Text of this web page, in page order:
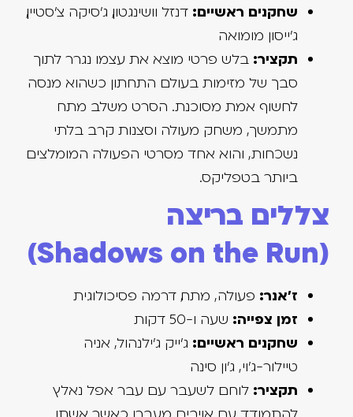
שחקנים ראשיים:דנזל וושינגטון, ג'סיקה צ'סטיין,
ג'ייסון מומואה
תקציר:בלש פרטי מוצא את עצמו נגרר לתוך
סבך של מזימות בעולם התחתון כשהוא מנסה
לחשוף אמת מסוכנת. הסרט משלב מתח
מתמשך, משחק מעולה וסצנות קרב בלתי
נשכחות, והוא אחד מסרטי הפעולה המומלצים
ביותר בטפליקס.
צללים בריצה
(Shadows on the Run)
ז'אנר:פעולה, מתח, דרמה פסיכולוגית
זמן צפייה:שעה ו-50 דקות
שחקנים ראשיים:ג'ייק ג'ילנהול, אניה
טיילור-ג'וי, ג'ון סינה
תקציר:לוחם לשעבר עם עבר אפל נאלץ
להתמודד עם אויבים מעברו כאשר אשתו